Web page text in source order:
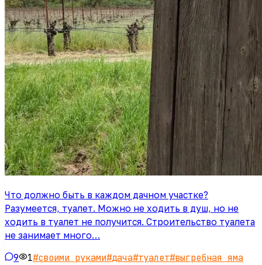
Что должно быть в каждом дачном участке?
Разумеется, туалет. Можно не ходить в душ, но не
ходить в туалет не получится. Строительство туалета
не занимает много…
9 1#своими руками#дача#туалет#выгребная яма